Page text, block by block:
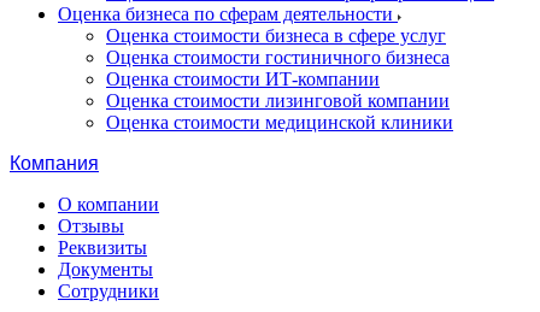
Оценка бизнеса по сферам деятельности
Оценка стоимости бизнеса в сфере услуг
Оценка стоимости гостиничного бизнеса
Оценка стоимости ИТ-компании
Оценка стоимости лизинговой компании
Оценка стоимости медицинской клиники
Компания
О компании
Отзывы
Реквизиты
Документы
Сотрудники